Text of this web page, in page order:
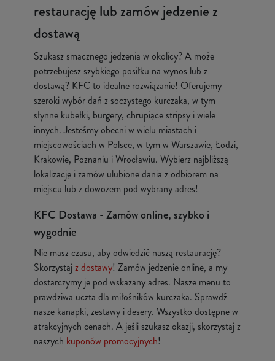
restaurację lub zamów jedzenie z
dostawą
Szukasz smacznego jedzenia w okolicy? A może
potrzebujesz szybkiego posiłku na wynos lub z
dostawą? KFC to idealne rozwiązanie! Oferujemy
szeroki wybór dań z soczystego kurczaka, w tym
słynne kubełki, burgery, chrupiące stripsy i wiele
innych. Jesteśmy obecni w wielu miastach i
miejscowościach w Polsce, w tym w Warszawie, Łodzi,
Krakowie, Poznaniu i Wrocławiu. Wybierz najbliższą
lokalizację i zamów ulubione dania z odbiorem na
miejscu lub z dowozem pod wybrany adres!
KFC Dostawa - Zamów online, szybko i
wygodnie
Nie masz czasu, aby odwiedzić naszą restaurację?
Skorzystajz dostawy! Zamów jedzenie online, a my
dostarczymy je pod wskazany adres. Nasze menu to
prawdziwa uczta dla miłośników kurczaka. Sprawdź
nasze kanapki, zestawy i desery. Wszystko dostępne w
atrakcyjnych cenach. A jeśli szukasz okazji, skorzystaj z
naszych kuponów promocyjnych!